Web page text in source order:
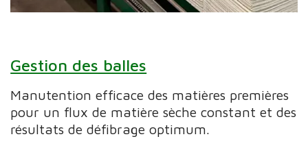
Gestion des balles
Manutention efficace des matières premières
pour un flux de matière sèche constant et des
résultats de défibrage optimum.